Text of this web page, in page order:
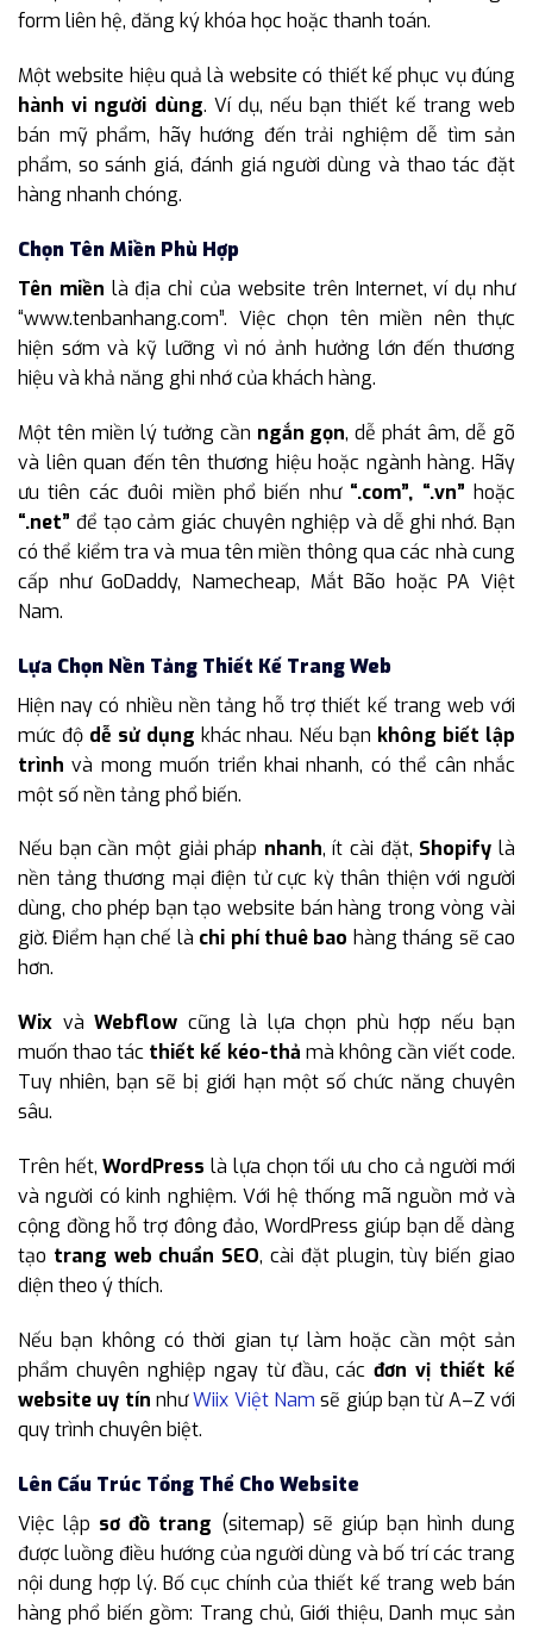
form liên hệ, đăng ký khóa học hoặc thanh toán.
Một website hiệu quả là website có thiết kế phục vụ đúng
hành vi người dùng. Ví dụ, nếu bạn thiết kế trang web
bán mỹ phẩm, hãy hướng đến trải nghiệm dễ tìm sản
phẩm, so sánh giá, đánh giá người dùng và thao tác đặt
hàng nhanh chóng.
Chọn Tên Miền Phù Hợp
Tên miền là địa chỉ của website trên Internet, ví dụ như
“www.tenbanhang.com”. Việc chọn tên miền nên thực
hiện sớm và kỹ lưỡng vì nó ảnh hưởng lớn đến thương
hiệu và khả năng ghi nhớ của khách hàng.
Một tên miền lý tưởng cần ngắn gọn, dễ phát âm, dễ gõ
và liên quan đến tên thương hiệu hoặc ngành hàng. Hãy
ưu tiên các đuôi miền phổ biến như “.com”, “.vn”hoặc
“.net” để tạo cảm giác chuyên nghiệp và dễ ghi nhớ. Bạn
có thể kiểm tra và mua tên miền thông qua các nhà cung
cấp như GoDaddy, Namecheap, Mắt Bão hoặc PA Việt
Nam.
Lựa Chọn Nền Tảng Thiết Kế Trang Web
Hiện nay có nhiều nền tảng hỗ trợ thiết kế trang web với
mức độ dễ sử dụng khác nhau. Nếu bạn không biết lập
trình và mong muốn triển khai nhanh, có thể cân nhắc
một số nền tảng phổ biến.
Nếu bạn cần một giải pháp nhanh, ít cài đặt, Shopify là
nền tảng thương mại điện tử cực kỳ thân thiện với người
dùng, cho phép bạn tạo website bán hàng trong vòng vài
giờ. Điểm hạn chế là chi phí thuê bao hàng tháng sẽ cao
hơn.
Wix và Webflow cũng là lựa chọn phù hợp nếu bạn
muốn thao tác thiết kế kéo-thả mà không cần viết code.
Tuy nhiên, bạn sẽ bị giới hạn một số chức năng chuyên
sâu.
Trên hết,WordPress là lựa chọn tối ưu cho cả người mới
và người có kinh nghiệm. Với hệ thống mã nguồn mở và
cộng đồng hỗ trợ đông đảo, WordPress giúp bạn dễ dàng
tạo trang web chuẩn SEO, cài đặt plugin, tùy biến giao
diện theo ý thích.
Nếu bạn không có thời gian tự làm hoặc cần một sản
phẩm chuyên nghiệp ngay từ đầu, cácđơn vị thiết kế
website uy tín nhưWiix Việt Nam sẽ giúp bạn từ A–Z với
quy trình chuyên biệt.
Lên Cấu Trúc Tổng Thể Cho Website
Việc lập sơ đồ trang (sitemap) sẽ giúp bạn hình dung
được luồng điều hướng của người dùng và bố trí các trang
nội dung hợp lý. Bố cục chính của thiết kế trang web bán
hàng phổ biến gồm: Trang chủ, Giới thiệu, Danh mục sản